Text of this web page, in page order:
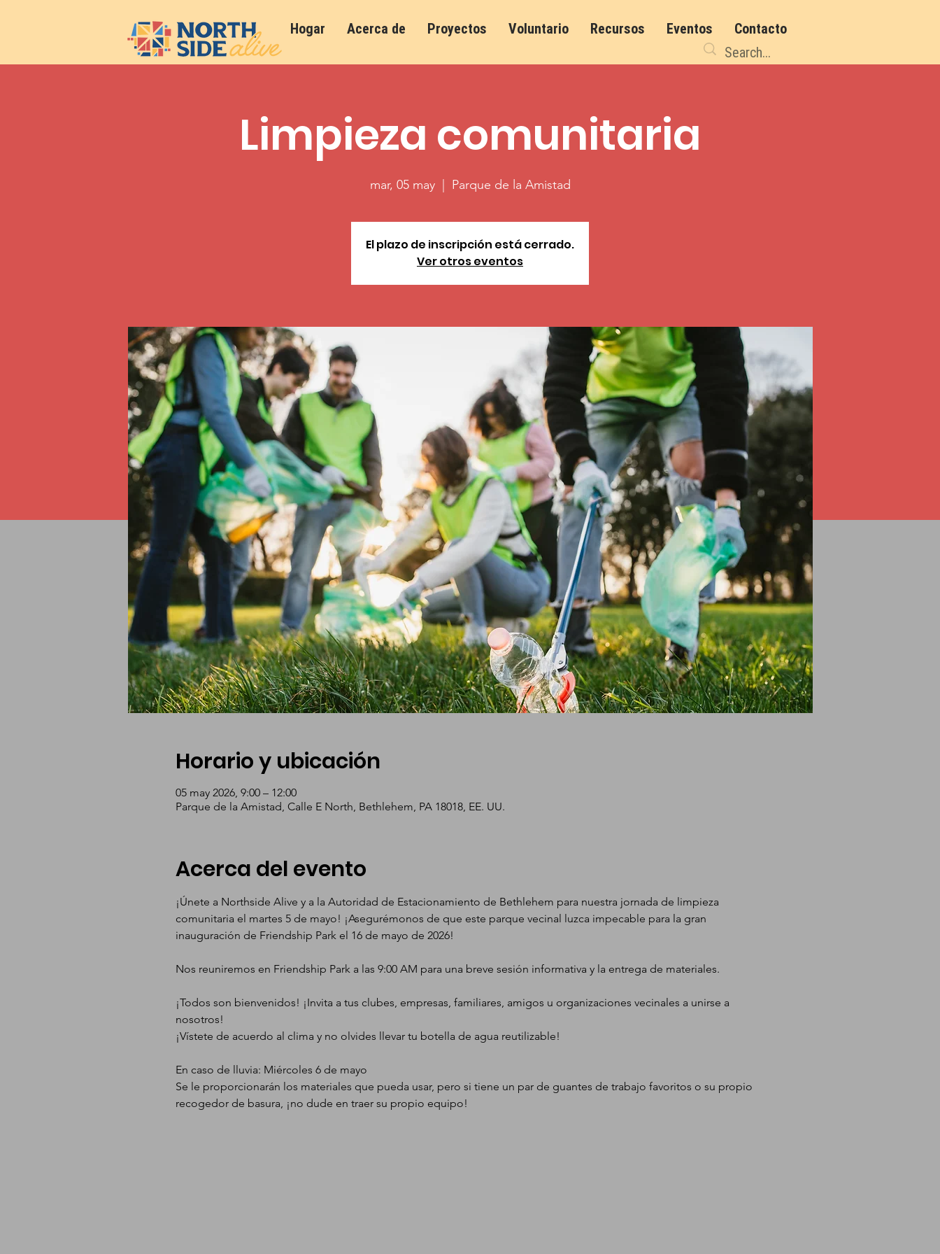
Hogar Acerca de Proyectos Voluntario Recursos Eventos Contacto
Limpieza comunitaria
mar, 05 may
  |
Parque de la Amistad
El plazo de inscripción está cerrado.
Ver otros eventos
Horario y ubicación
05 may 2026, 9:00 – 12:00
Parque de la Amistad, Calle E North, Bethlehem, PA 18018, EE. UU.
Acerca del evento
¡Únete a Northside Alive y a la Autoridad de Estacionamiento de Bethlehem para nuestra jornada de limpieza
comunitaria el martes 5 de mayo! ¡Asegurémonos de que este parque vecinal luzca impecable para la gran
inauguración de Friendship Park el 16 de mayo de 2026!
Nos reuniremos en Friendship Park a las 9:00 AM para una breve sesión informativa y la entrega de materiales.
¡Todos son bienvenidos! ¡Invita a tus clubes, empresas, familiares, amigos u organizaciones vecinales a unirse a
nosotros!
¡Vístete de acuerdo al clima y no olvides llevar tu botella de agua reutilizable!
En caso de lluvia: Miércoles 6 de mayo
Se le proporcionarán los materiales que pueda usar, pero si tiene un par de guantes de trabajo favoritos o su propio
recogedor de basura, ¡no dude en traer su propio equipo!